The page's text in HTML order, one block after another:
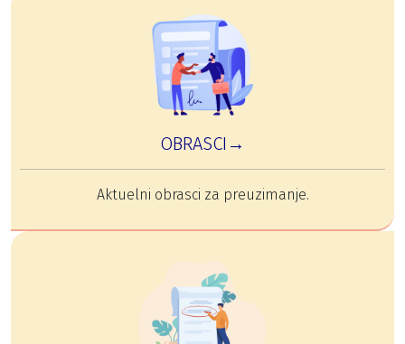
OBRASCI→
Aktuelni obrasci za preuzimanje.